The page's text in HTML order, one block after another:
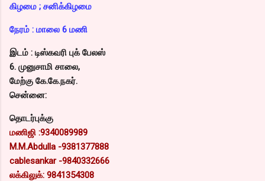
கிழமை ; சனிக்கிழமை
நேரம் : மாலை 6 மணி
இடம் : டிஸ்கவரி புக் பேலஸ்
6. முனுசாமி சாலை,
மேற்கு கே.கே.நகர்.
சென்னை:
தொடர்புக்கு
மணிஜி :9340089989
M.M.Abdulla -9381377888
cablesankar -9840332666
லக்கிலுக்: 9841354308